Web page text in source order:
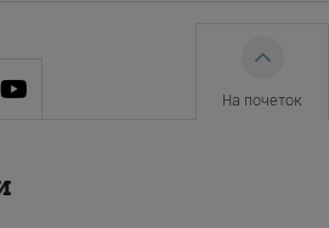
На почеток